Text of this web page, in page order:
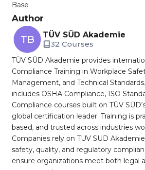
Base
Author
TB
TÜV SÜD Akademie
32 Courses
TÜV SÜD Akademie provides
Compliance Training in Workplace
Management, and Technical
includes OSHA Compliance, ISO
Compliance courses built on TÜV
global certification leader. Training is
based, and trusted across industries
Companies rely on TUV SUD
safety, quality, and regulatory
ensure organizations meet both legal